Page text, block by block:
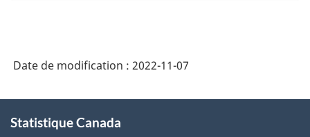
(CPE)
2021
version
Date de modification : 2022-11-07
propos
Statistique Canada